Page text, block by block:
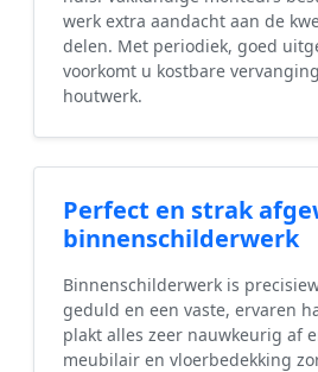
werk extra aandacht aan de
delen. Met periodiek, goed
voorkomt u kostbare
houtwerk.
Perfect en strak
binnenschilderwerk
Binnenschilderwerk is
geduld en een vaste, ervaren
plakt alles zeer nauwkeurig af
meubilair en vloerbedekking